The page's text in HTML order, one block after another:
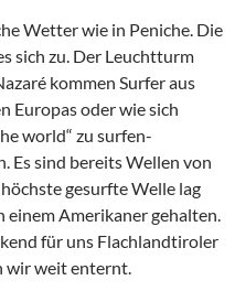
Wetter wie in Peniche. Die
sich zu. Der Leuchtturm
kommen Surfer aus
Europas oder wie sich
world“ zu surfen-
Es sind bereits Wellen von
gesurfte Welle lag
Amerikaner gehalten.
für uns Flachlandtiroler
wir weit enternt.